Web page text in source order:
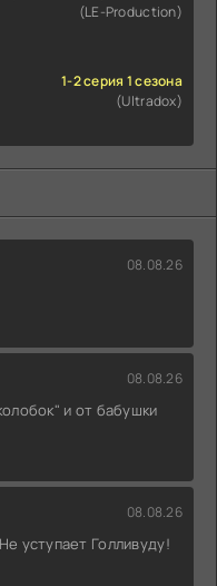
(LE-Production)
1-2 серия 1 сезона
(Ultradox)
08.08.26
08.08.26
и от бабушки
08.08.26
уступает Голливуду!